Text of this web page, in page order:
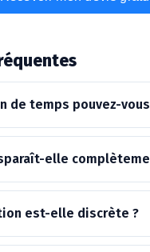
de temps pouvez-
elle
est-elle discrète ?